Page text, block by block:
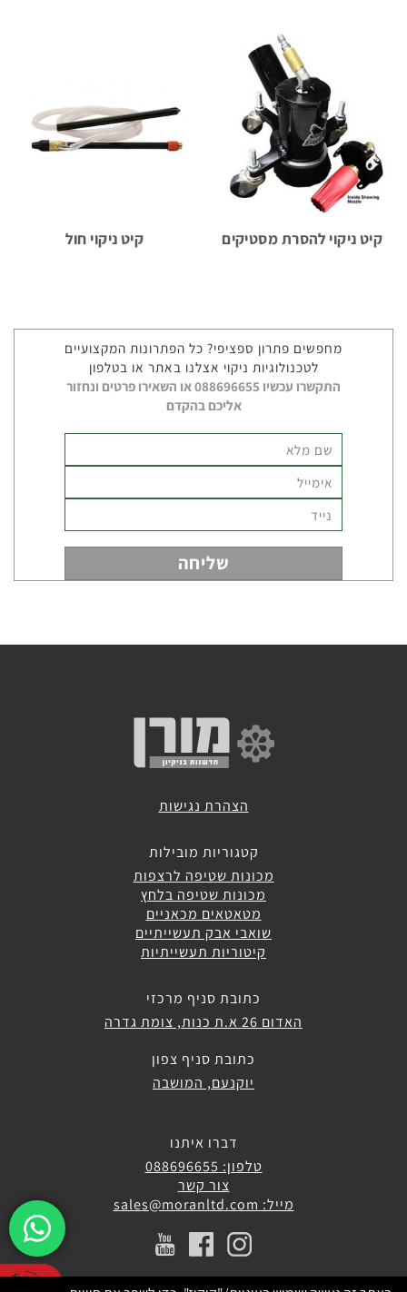
מכונות
אוטומטיות
לניקוי
חביות
ומכלים
מכונות
לשטיפת
מכונות
שטיפה
מכונות
שטיפה
אוטונומיות
קיט ניקוי להסרת מסטיקים קיט ניקוי חול
מחפשים פתרון ספציפי? כל הפתרונות המקצועיים
לטכנולוגיות ניקוי אצלנו באתר או בטלפון
התקשרו עכשיו 088696655 או השאירו פרטים ונחזור
אליכם בהקדם
הצהרת נגישות
קטגוריות מובילות
מכונות שטיפה לרצפות
מכונות שטיפה בלחץ
מטאטאים מכאניים
שואבי אבק תעשייתיים
קיטוריות תעשייתיות
כתובת סניף מרכזי
האדום 26 א.ת כנות, צומת גדרה
כתובת סניף צפון
יוקנעם, המושבה
דברו איתנו
טלפון: 088696655
צור קשר
מייל: sales@moranltd.com